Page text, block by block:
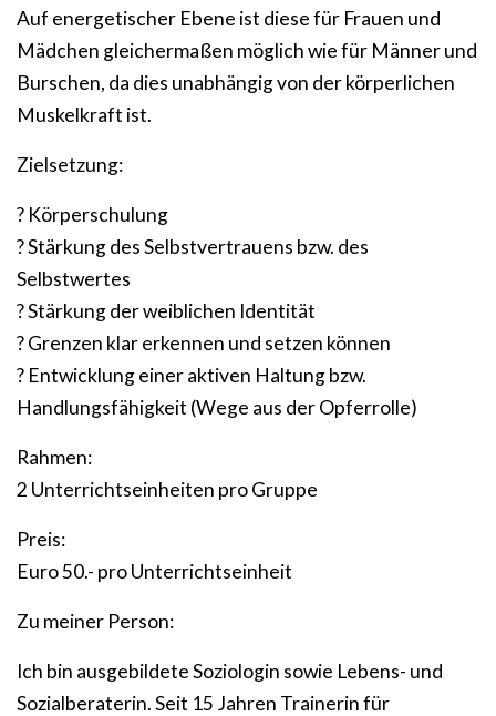
Auf energetischer Ebene ist diese für Frauen und
Mädchen gleichermaßen möglich wie für Männer und
Burschen, da dies unabhängig von der körperlichen
Muskelkraft ist.
Zielsetzung:
? Körperschulung
? Stärkung des Selbstvertrauens bzw. des
Selbstwertes
? Stärkung der weiblichen Identität
? Grenzen klar erkennen und setzen können
? Entwicklung einer aktiven Haltung bzw.
Handlungsfähigkeit (Wege aus der Opferrolle)
Rahmen:
2 Unterrichtseinheiten pro Gruppe
Preis:
Euro 50.- pro Unterrichtseinheit
Zu meiner Person:
Ich bin ausgebildete Soziologin sowie Lebens- und
Sozialberaterin. Seit 15 Jahren Trainerin für